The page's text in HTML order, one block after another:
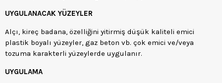
UYGULANACAK YÜZEYLER
Alçı, kireç badana, özelliğini yitirmiş düşük kaliteli emici
plastik boyalı yüzeyler, gaz beton vb. çok emici ve/veya
tozuma karakterli yüzeylerde uygulanır.
UYGULAMA